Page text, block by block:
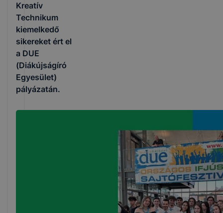
Kreatív
Technikum
kiemelkedő
sikereket ért el
a DUE
(Diákújságíró
Egyesület)
pályázatán.